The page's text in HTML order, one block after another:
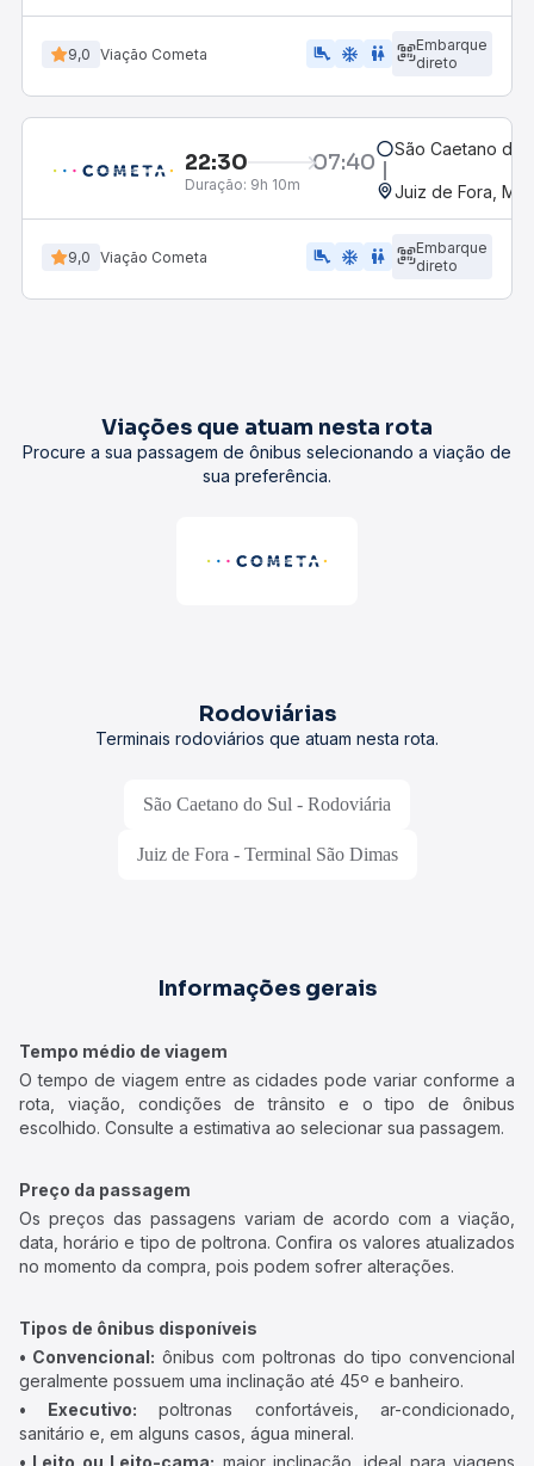
9,0 Viação Cometa airline_seat_legroom_extra ac_unit WC
Embarque
direto
22:30 07:40
Duração: 9h 10m
São Caetano do
Juiz de Fora, MG
9,0 Viação Cometa airline_seat_legroom_extra ac_unit wc
Embarque
direto
Viações que atuam nesta rota
Procure a sua passagem de ônibus selecionando a viação de
sua preferência.
Rodoviárias
Terminais rodoviários que atuam nesta rota.
São Caetano do Sul - Rodoviária
Juiz de Fora - Terminal São Dimas
Informações gerais
Tempo médio de viagem
O tempo de viagem entre as cidades pode variar conforme a
rota, viação, condições de trânsito e o tipo de ônibus
escolhido. Consulte a estimativa ao selecionar sua passagem.
Preço da passagem
Os preços das passagens variam de acordo com a viação,
data, horário e tipo de poltrona. Confira os valores atualizados
no momento da compra, pois podem sofrer alterações.
Tipos de ônibus disponíveis
• Convencional: ônibus com poltronas do tipo convencional
geralmente possuem uma inclinação até 45º e banheiro.
• Executivo: poltronas confortáveis, ar-condicionado,
sanitário e, em alguns casos, água mineral.
• Leito ou Leito-cama: maior inclinação, ideal para viagens